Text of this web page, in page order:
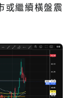
或繼續橫盤震